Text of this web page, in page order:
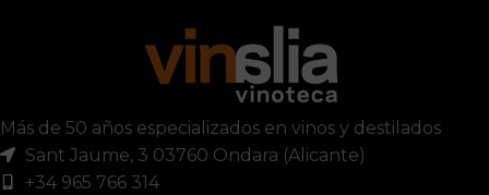
Más de 50 años especializados en vinos y destilados
Sant Jaume, 3 03760 Ondara (Alicante)
+34 965 766 314